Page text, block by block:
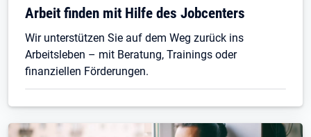
Arbeit finden mit Hilfe des Jobcenters
Wir unterstützen Sie auf dem Weg zurück ins
Arbeitsleben – mit Beratung, Trainings oder
finanziellen Förderungen.